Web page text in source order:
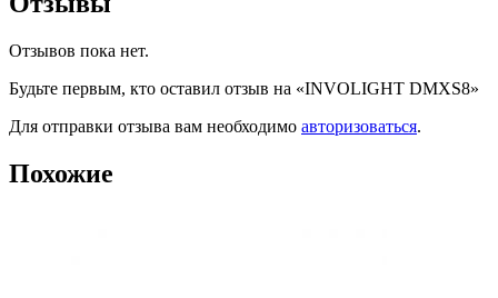
Отзывов пока нет.
Будьте первым, кто оставил отзыв на «INVOLIGHT DMXS8»
Для отправки отзыва вам необходимо авторизоваться.
Похожие